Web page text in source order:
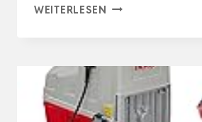
WEITERLESEN IKRA
WALZENHÄCKSLER
ILH
3000